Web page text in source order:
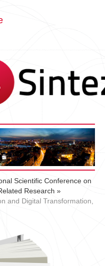
Scientific Conference on
Research »
and Digital Transformation,